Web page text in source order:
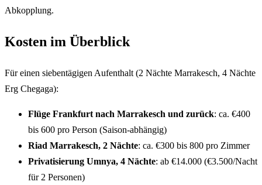
Abkopplung.
Kosten im Überblick
Für einen siebentägigen Aufenthalt (2 Nächte Marrakesch, 4 Nächte
Erg Chegaga):
Flüge Frankfurt nach Marrakesch und zurück: ca. €400
bis 600 pro Person (Saison-abhängig)
Riad Marrakesch, 2 Nächte: ca. €300 bis 800 pro Zimmer
Privatisierung Umnya, 4 Nächte: ab €14.000 (€3.500/Nacht
für 2 Personen)